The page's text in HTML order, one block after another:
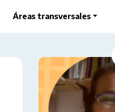
Áreas transversales